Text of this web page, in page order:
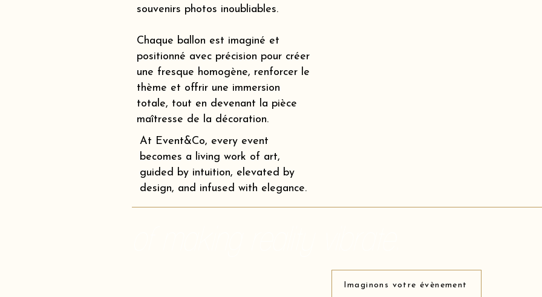
souvenirs photos inoubliables.
Chaque ballon est imaginé et
positionné avec précision pour créer
une fresque homogène, renforcer le
thème et offrir une immersion
totale, tout en devenant la pièce
maîtresse de la décoration.
At Event&Co, every event
becomes a living work of art,
guided by intuition, elevated by
design, and infused with elegance.
Imaginons votre évènement